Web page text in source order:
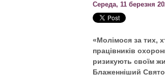
Середа, 11 березня
«Молімося за тих,
працівників
ризикують своїм
Блаженніший